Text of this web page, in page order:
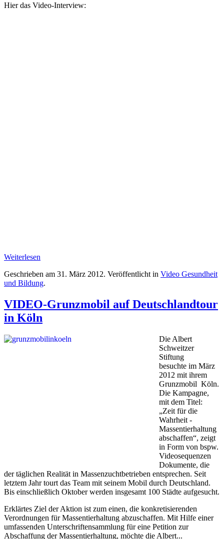
Hier das Video-Interview:
Weiterlesen
Geschrieben am 31. März 2012. Veröffentlicht in Video Gesundheit
und Bildung.
VIDEO-Grunzmobil auf Deutschlandtour
in Köln
Die Albert
Schweitzer
Stiftung
besuchte im März
2012 mit ihrem
Grunzmobil Köln.
Die Kampagne,
mit dem Titel:
„Zeit für die
Wahrheit -
Massentierhaltung
abschaffen“, zeigt
in Form von bspw.
Videosequenzen
Dokumente, die
der täglichen Realität in Massenzuchtbetrieben entsprechen. Seit
letztem Jahr tourt das Team mit seinem Mobil durch Deutschland.
Bis einschließlich Oktober werden insgesamt 100 Städte aufgesucht.
Erklärtes Ziel der Aktion ist zum einen, die konkretisierenden
Verordnungen für Massentierhaltung abzuschaffen. Mit Hilfe einer
umfassenden Unterschriftensammlung für eine Petition zur
Abschaffung der Massentierhaltung, möchte die Albert...